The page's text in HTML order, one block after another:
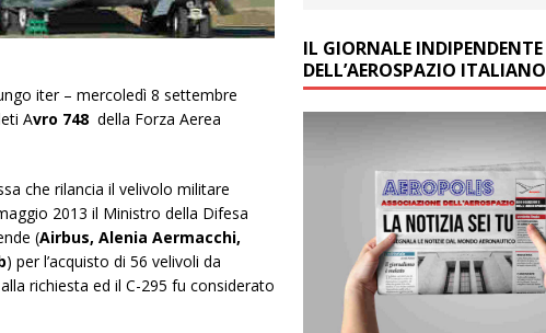
iter – mercoledì 8 settembre
Avro 748 della Forza Aerea
che rilancia il velivolo militare
2013 il Ministro della Difesa
(Airbus, Alenia Aermacchi,
) per l’acquisto di 56 velivoli da
richiesta ed il C-295 fu considerato
IL GIORNALE INDIPENDENTE
DELL’AEROSPAZIO ITALIANO